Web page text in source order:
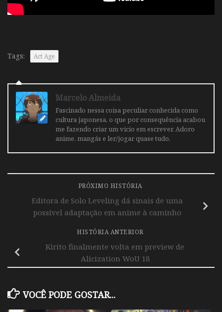
Tags: Act Age
Marcelo Almeida
Fascinado nessa coisa peculiar conhecida como
cultura japonesa, o que por consequência acabou
me fazendo criar um vicio em escrever. Adoro
anime, mangás e ler/jogar quase tudo.
PRÓXIMO HISTÓRIA
Editora de Solo Leveling dá sinais de uma
possível adaptação em anime à caminho
HISTÓRIA ANTERIOR
Kirito finalmente volta em preview de
Alicization WoU 18
VOCÊ PODE GOSTAR...